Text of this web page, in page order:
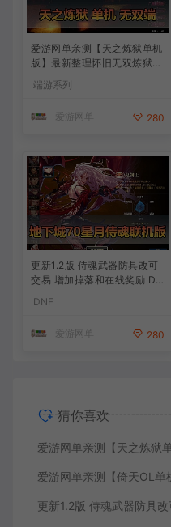
爱游网单亲测【天之炼狱单机
版】最新整理怀旧无双炼狱端
发道具 视频安装教学 虚拟机
端游系列
爱游网单 280
更新1.2版 侍魂武器防具改可
交易 增加掉落和在线奖励 DN
丰富异次元技能装备词条 护
能徽章 史诗装备特效徽章 技
DNF
爱游网单 280
猜你喜欢